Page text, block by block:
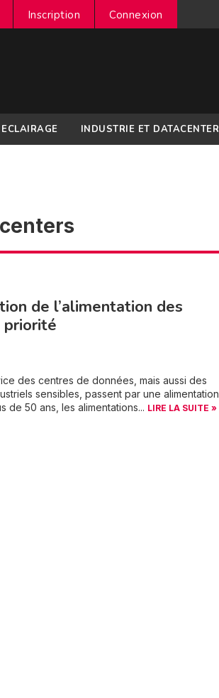
Inscription Connexion
ECLAIRAGE INDUSTRIE ET DATACENTER
de l’alimentation des
priorité
des centres de données, mais aussi des
sensibles, passent par une alimentation
de 50 ans, les alimentations... LIRE LA SUITE »